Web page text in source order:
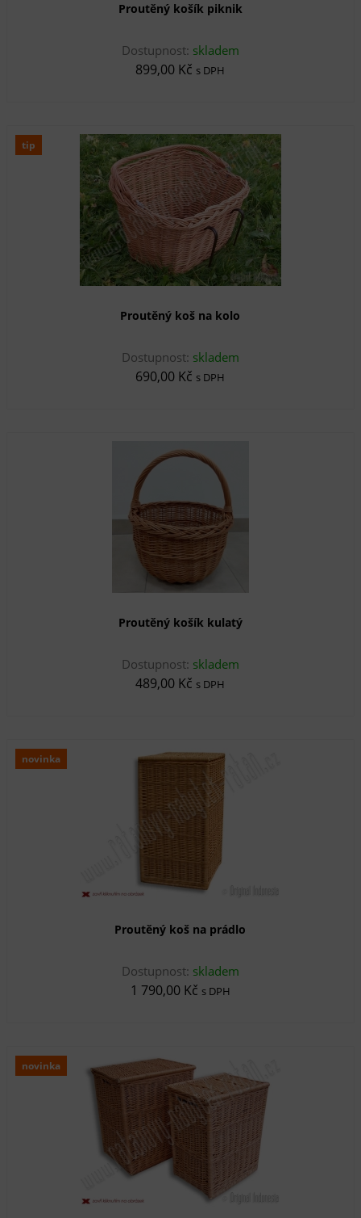
Proutěný košík piknik
Dostupnost: skladem
899,00 Kč s DPH
tip
Proutěný koš na kolo
Dostupnost: skladem
690,00 Kč s DPH
Proutěný košík kulatý
Dostupnost: skladem
489,00 Kč s DPH
novinka
Proutěný koš na prádlo
Dostupnost: skladem
1 790,00 Kč s DPH
novinka